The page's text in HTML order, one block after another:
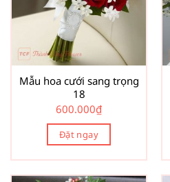
Mẫu hoa cưới sang trọng
18
600.000₫
Đặt ngay